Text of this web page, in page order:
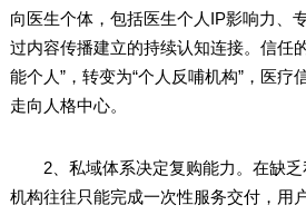
向医生个体，包括医生个人IP影响力、
过内容传播建立的持续认知连接。信任
能个人”，转变为“个人反哺机构”，医疗
走向人格中心。
2、私域体系决定复购能力。在缺乏
机构往往只能完成一次性服务交付，用